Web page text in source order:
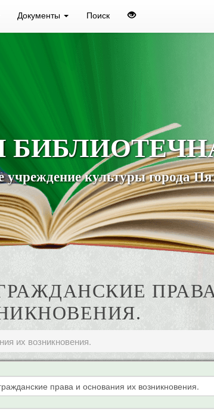
Документы Поиск
культуры города
их возникновения.